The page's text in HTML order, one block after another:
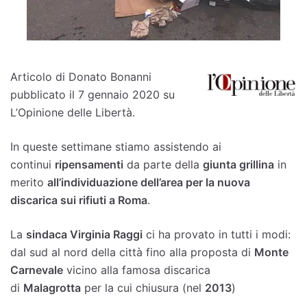
Articolo di Donato Bonanni
pubblicato il 7 gennaio 2020 su
L’Opinione delle Libertà.
In queste settimane stiamo assistendo ai
continui ripensamenti da parte della giunta grillina in
merito all’individuazione dell’area per la nuova
discarica sui rifiuti a Roma.
La sindaca Virginia Raggi ci ha provato in tutti i modi:
dal sud al nord della città fino alla proposta di Monte
Carnevale vicino alla famosa discarica
di Malagrotta per la cui chiusura (nel 2013)